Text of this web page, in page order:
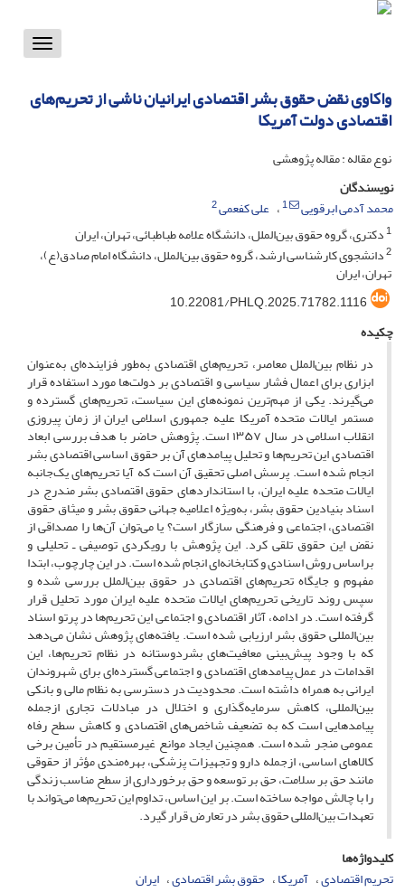
Toggle
واکاوی نقض حقوق بشر اقتصادی ایرانیان ناشی از تحریم‌های
اقتصادی دولت آمریکا
نوع مقاله : مقاله پژوهشی
نویسندگان
محمد آدمی ابرقویی
1 علی کفعمی2
1دکتری، گروه حقوق بین‌الملل، دانشگاه علامه طباطبائی، تهران، ایران
2دانشجوی کارشناسی ارشد، گروه حقوق بین‌الملل، دانشگاه امام صادق(ع)،
تهران، ایران
10.22081/PHLQ.2025.71782.1116
چکیده
در نظام بین‌الملل معاصر، تحریم‌های اقتصادی به‌طور فزاینده‌ای به‌عنوان
ابزاری برای اعمال فشار سیاسی و اقتصادی بر دولت‌ها مورد استفاده قرار
می‌گیرند. یکی از مهم‌ترین نمونه‌های این سیاست، تحریم‌های گسترده و
مستمر ایالات متحده آمریکا علیه جمهوری اسلامی ایران از زمان پیروزی
انقلاب اسلامی در سال ۱۳۵۷ است. پژوهش حاضر با هدف بررسی ابعاد
اقتصادی این تحریم‌ها و تحلیل پیامدهای آن بر حقوق اساسی اقتصادی بشر
انجام شده است. پرسش اصلی تحقیق آن است که آیا تحریم‌های یک‌جانبه
ایالات متحده علیه ایران، با استانداردهای حقوق اقتصادی بشر مندرج در
اسناد بنیادین حقوق بشر، به‌ویژه اعلامیه جهانی حقوق بشر و میثاق حقوق
اقتصادی، اجتماعی و فرهنگی سازگار است؟ یا می‌توان آن‌ها را مصداقی از
نقض این حقوق تلقی کرد. این پژوهش با رویکردی توصیفی ـ تحلیلی و
براساس روش اسنادی و کتابخانه‌ای انجام شده است. در این چارچوب، ابتدا
مفهوم و جایگاه تحریم‌های اقتصادی در حقوق بین‌الملل بررسی شده و
سپس روند تاریخی تحریم‌های ایالات متحده علیه ایران مورد تحلیل قرار
گرفته است. در ادامه، آثار اقتصادی و اجتماعی این تحریم‌ها در پرتو اسناد
بین‌المللی حقوق بشر ارزیابی شده است. یافته‌های پژوهش نشان می‌دهد
که با وجود پیش‌بینی معافیت‌های بشردوستانه در نظام تحریم‌ها، این
اقدامات در عمل پیامدهای اقتصادی و اجتماعی گسترده‌ای برای شهروندان
ایرانی به همراه داشته است. محدودیت در دسترسی به نظام مالی و بانکی
بین‌المللی، کاهش سرمایه‌گذاری و اختلال در مبادلات تجاری ازجمله
پیامدهایی است که به تضعیف شاخص‌های اقتصادی و کاهش سطح رفاه
عمومی منجر شده است. همچنین ایجاد موانع غیرمستقیم در تأمین برخی
کالاهای اساسی، ازجمله دارو و تجهیزات پزشکی، بهره‌مندی مؤثر از حقوقی
مانند حق بر سلامت، حق بر توسعه و حق برخورداری از سطح مناسب زندگی
را با چالش مواجه ساخته است. بر این اساس، تداوم این تحریم‌ها می‌تواند با
تعهدات بین‌المللی حقوق بشر در تعارض قرار گیرد.
کلیدواژه‌ها
تحریم اقتصادی آمریکا حقوق بشر اقتصادی ایران